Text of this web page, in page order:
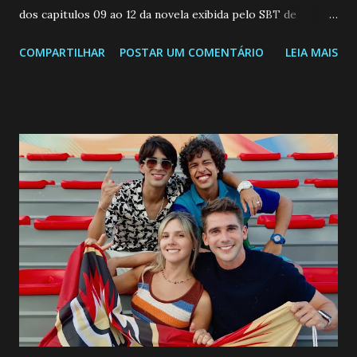
dos capitulos 09 ao 12 da novela exibida pelo SBT de
a Programação Semanal do SBT de 08/06/26 a 14/06/26
confessa a Gabriel que ele demonstrou ser o tipo de
pessoa que ela tanto desejou durante toda a vida. Camila
entra no quarto de Gabriel e imagina como seria o
encontro deles, quando conseguir seduzi-lo. Manuel avisa a
Paula sobre a suposta infidelidade de Gabriel com Joana.
Rogerio consegue se livrar de todas as suspeitas pelo
desaparecimento de Francisco, apontando que ele poderia
ter sido vítima da fúria de Gabriel. Artur informa a Gabriel
que a clínica inseminou por engano outra paciente, que está
...
COMPARTILHAR POSTAR UM COMENTÁRIO LEIA MAIS